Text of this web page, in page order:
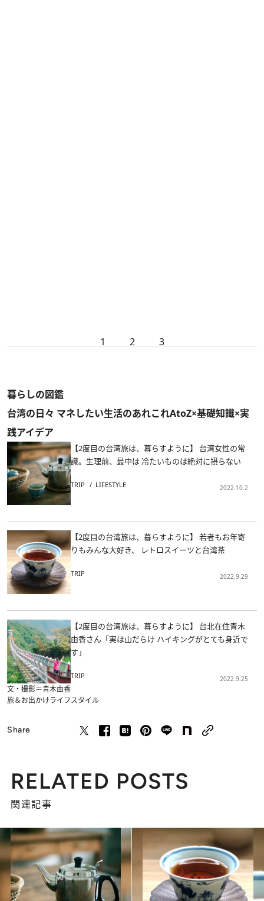
1 2 3
暮らしの図鑑
台湾の日々 マネしたい生活のあれこれAtoZ×基礎知識×実
践アイデア
【2度目の台湾旅は、暮らすように】 台湾女性の常
識。生理前、最中は 冷たいものは絶対に摂らない
TRIP LIFESTYLE 2022.10.2
【2度目の台湾旅は、暮らすように】 若者もお年寄
りもみんな大好き、 レトロスイーツと台湾茶
TRIP 2022.9.29
【2度目の台湾旅は、暮らすように】 台北在住青木
由香さん「実は山だらけ ハイキングがとても身近で
す」
TRIP 2022.9.25
文・撮影＝青木由香
旅＆お出かけライフスタイル
Share
RELATED POSTS
関連記事